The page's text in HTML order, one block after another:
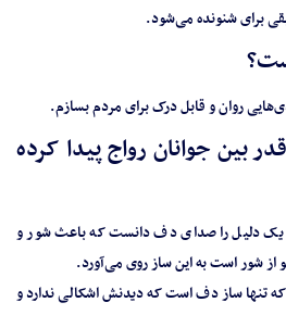
برای شنونده می‌شود.
روان و قابل درک برای مردم بسازم.
بین جوانان رواج پیدا کرده
یک دلیل را صدای دف دانست که باعث شور و
شور است به این ساز روی می‌آورد.
تنها ساز دف است که دیدنش اشکالی ندارد و